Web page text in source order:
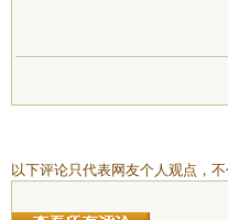
以下评论只代表网友个人观点，不